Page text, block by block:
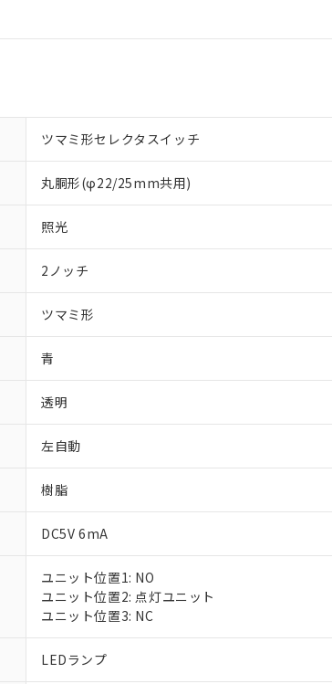
ツマミ形セレクタスイッチ
丸胴形(φ22/25mm共用)
照光
2ノッチ
ツマミ形
青
透明
左自動
樹脂
DC5V 6mA
ユニット位置1: NO
ユニット位置2: 点灯ユニット
ユニット位置3: NC
LEDランプ